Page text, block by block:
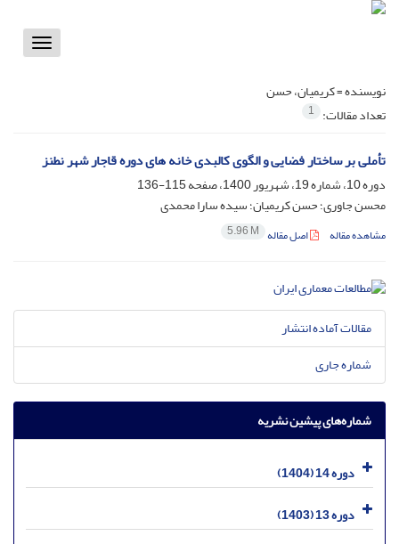
Toggle
نویسنده =کریمیان، حسن
تعداد مقالات: 1
تأملی بر ساختار فضایی و الگوی کالبدی خانه‬ های دوره قاجار شهر نطنز
دوره 10، شماره 19، شهریور 1400، صفحه
115-136
محسن جاوری؛ حسن کریمیان؛ سیده سارا محمدی
مشاهده مقاله اصل مقاله 5.96 M
مقالات آماده انتشار
شماره جاری
شماره‌های پیشین نشریه
دوره 14 (1404)
دوره 13 (1403)